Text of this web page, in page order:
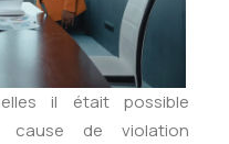
il était possible
cause de violation